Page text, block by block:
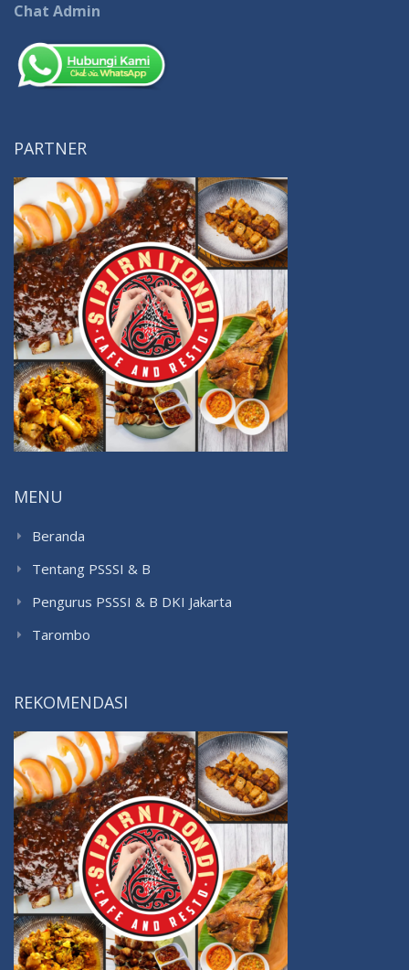
Chat Admin
PARTNER
MENU
Beranda
Tentang PSSSI & B
Pengurus PSSSI & B DKI Jakarta
Tarombo
REKOMENDASI